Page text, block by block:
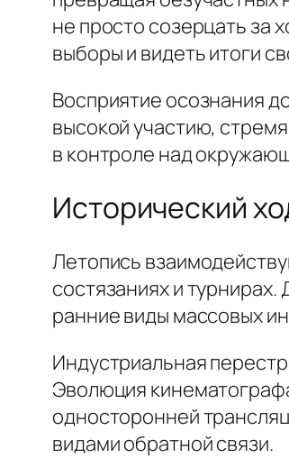
не просто созерцать за
выборы и видеть итоги
Восприятие осознания
высокой участию,
в контроле над
Исторический
Летопись
состязаниях и
ранние виды массовых
Индустриальная
Эволюция
односторонней
видами обратной связи.